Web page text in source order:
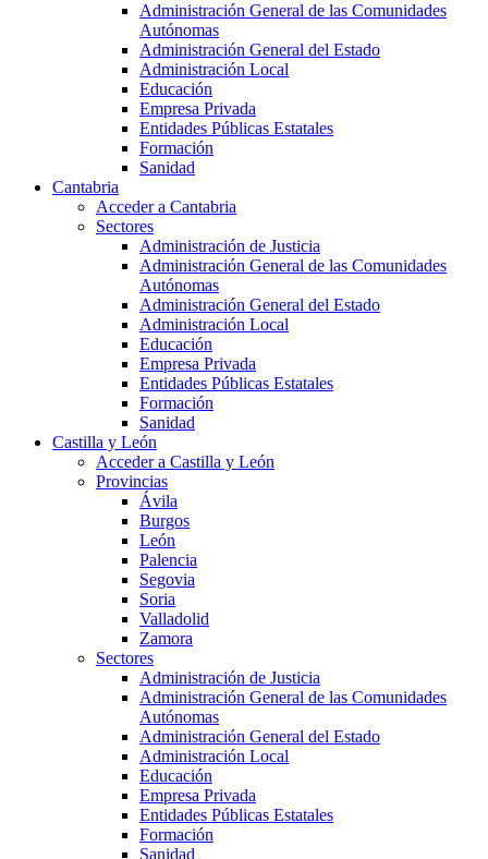
Administración General de las Comunidades
Autónomas
Administración General del Estado
Administración Local
Educación
Empresa Privada
Entidades Públicas Estatales
Formación
Sanidad
Cantabria
Acceder a Cantabria
Sectores
Administración de Justicia
Administración General de las Comunidades
Autónomas
Administración General del Estado
Administración Local
Educación
Empresa Privada
Entidades Públicas Estatales
Formación
Sanidad
Castilla y León
Acceder a Castilla y León
Provincias
Ávila
Burgos
León
Palencia
Segovia
Soria
Valladolid
Zamora
Sectores
Administración de Justicia
Administración General de las Comunidades
Autónomas
Administración General del Estado
Administración Local
Educación
Empresa Privada
Entidades Públicas Estatales
Formación
Sanidad